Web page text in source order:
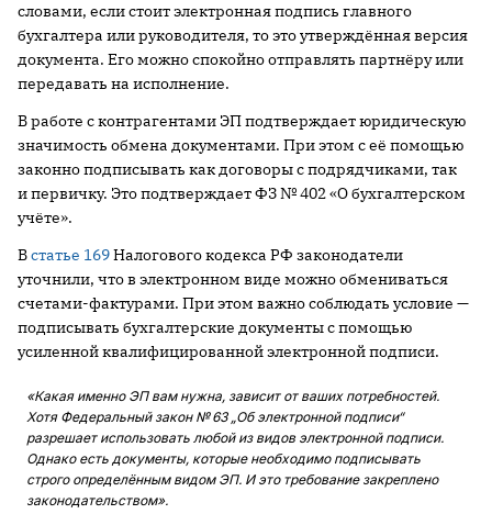
словами, если стоит электронная подпись главного
бухгалтера или руководителя, то это утверждённая версия
документа. Его можно спокойно отправлять партнёру или
передавать на исполнение.
В работе с контрагентами ЭП подтверждает юридическую
значимость обмена документами. При этом с её помощью
законно подписывать как договоры с подрядчиками, так
и первичку. Это подтверждает ФЗ № 402 «О бухгалтерском
учёте».
Встатье 169Налогового кодекса РФ законодатели
уточнили, что в электронном виде можно обмениваться
счетами-фактурами. При этом важно соблюдать условие —
подписывать бухгалтерские документы с помощью
усиленной квалифицированной электронной подписи.
«Какая именно ЭП вам нужна, зависит от ваших потребностей.
Хотя Федеральный закон № 63 „Об электронной подписи“
разрешает использовать любой из видов электронной подписи.
Однако есть документы, которые необходимо подписывать
строго определённым видом ЭП. И это требование закреплено
законодательством».